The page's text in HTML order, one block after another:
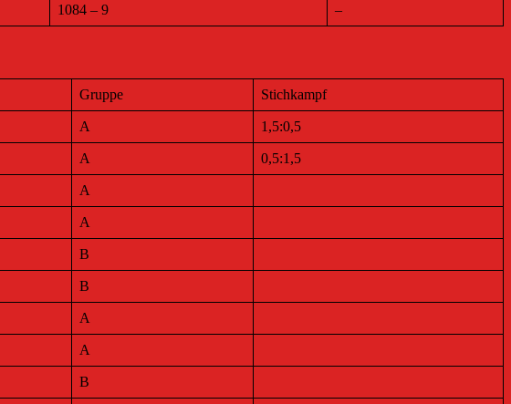
1084 – 9 –
Gruppe Stichkampf
A 1,5:0,5
A 0,5:1,5
A
A
B
B
A
A
B